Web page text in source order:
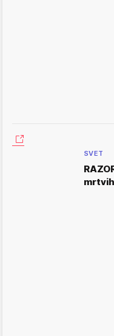
SVET